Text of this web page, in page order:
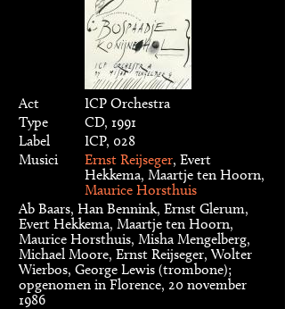
Act
ICP Orchestra
Type
CD, 1991
Label
ICP, 028
Musici
Ernst Reijseger, Evert
Hekkema, Maartje ten Hoorn,
Maurice Horsthuis
Ab Baars, Han Bennink, Ernst Glerum,
Evert Hekkema, Maartje ten Hoorn,
Maurice Horsthuis, Misha Mengelberg,
Michael Moore, Ernst Reijseger, Wolter
Wierbos, George Lewis (trombone);
opgenomen in Florence, 20 november
1986